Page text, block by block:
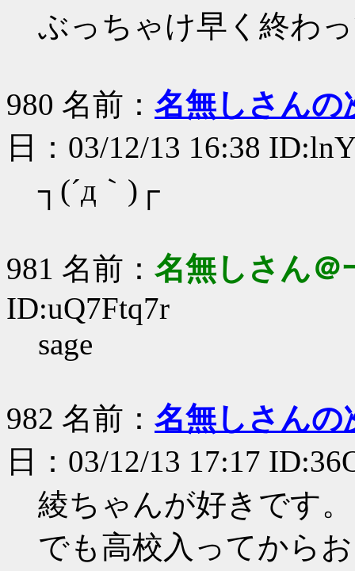
ぶっちゃけ早く終わ
980 名前： 名無しさんの
日：03/12/13 16:38
┐(´д｀)┌
981 名前： 名無しさん＠
ID:uQ7Ftq7r
sage
982 名前： 名無しさんの
日：03/12/13 17:17
綾ちゃんが好きです。
でも高校入ってから